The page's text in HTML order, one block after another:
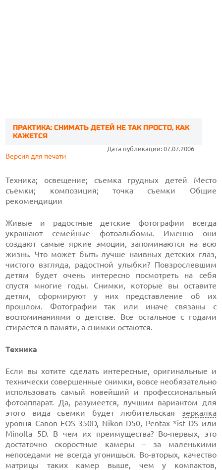
ПРАКТИКА: СНИМАТЬ ДЕТЕЙ НЕ ТАК ПРОСТО, КАК
КАЖЕТСЯ
Дата публикации: 07.07.2006
Версия для печати
Техника; освещение; съемка грудных детей
Место
съемки; композиция; точка съемки
Общие
рекомендиции
Живые и радостные детские фотографии всегда
украшают семейные фотоальбомы. Именно они
создают самые яркие эмоции, запоминаются на всю
жизнь. Что может быть лучше наивных детских глаз,
чистого взгляда, радостной улыбки? Повзрослевшим
детям будет очень интересно посмотреть на себя
спустя многие годы. Снимки, которые вы оставите
детям, сформируют у них представление об их
прошлом. Фотографии так или иначе связаны с
воспоминаниями о детстве. Все остальное с годами
стирается в памяти, а снимки остаются.
Техника
Если вы хотите сделать интересные, оригинальные и
технически совершенные снимки, вовсе необязательно
использовать самый новейший и профессиональный
фотоаппарат. Да, разумеется, лучшим вариантом для
этого вида съемки будет любительская зеркалка
уровня Canon EOS 350D, Nikon D50, Pentax *ist DS или
Minolta 5D. В чем их преимущества? Во-первых, это
достаточно скоростные камеры – за маленькими
непоседами не всегда угонишься. Во-вторых, качество
матрицы таких камер выше, чем у компактов,